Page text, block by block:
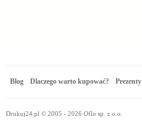
Blog Dlaczego warto kupować? Prezenty
Drukuj24.pl © 2005 - 2026 Oflo sp. z o.o.